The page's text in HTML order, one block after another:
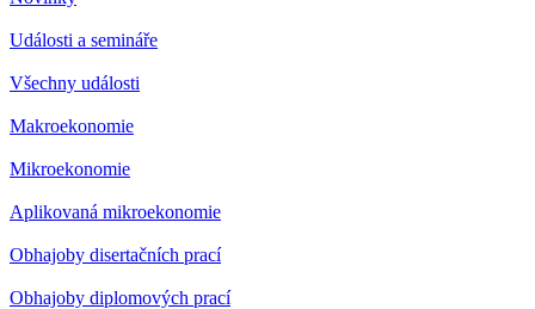
Události a semináře
Všechny události
Makroekonomie
Mikroekonomie
Aplikovaná mikroekonomie
Obhajoby disertačních prací
Obhajoby diplomových prací